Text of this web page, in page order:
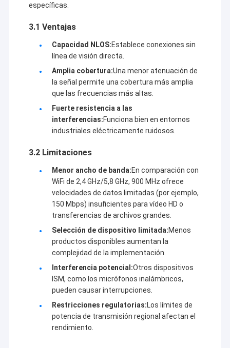
específicas.
3.1 Ventajas
Capacidad NLOS:Establece conexiones sin
línea de visión directa.
Amplia cobertura:Una menor atenuación de
la señal permite una cobertura más amplia
que las frecuencias más altas.
Fuerte resistencia a las
interferencias:Funciona bien en entornos
industriales eléctricamente ruidosos.
3.2 Limitaciones
Menor ancho de banda:En comparación con
WiFi de 2,4 GHz/5,8 GHz, 900 MHz ofrece
velocidades de datos limitadas (por ejemplo,
150 Mbps) insuficientes para vídeo HD o
transferencias de archivos grandes.
Selección de dispositivo limitada:Menos
productos disponibles aumentan la
complejidad de la implementación.
Interferencia potencial:Otros dispositivos
ISM, como los micrófonos inalámbricos,
pueden causar interrupciones.
Restricciones regulatorias:Los límites de
potencia de transmisión regional afectan el
rendimiento.